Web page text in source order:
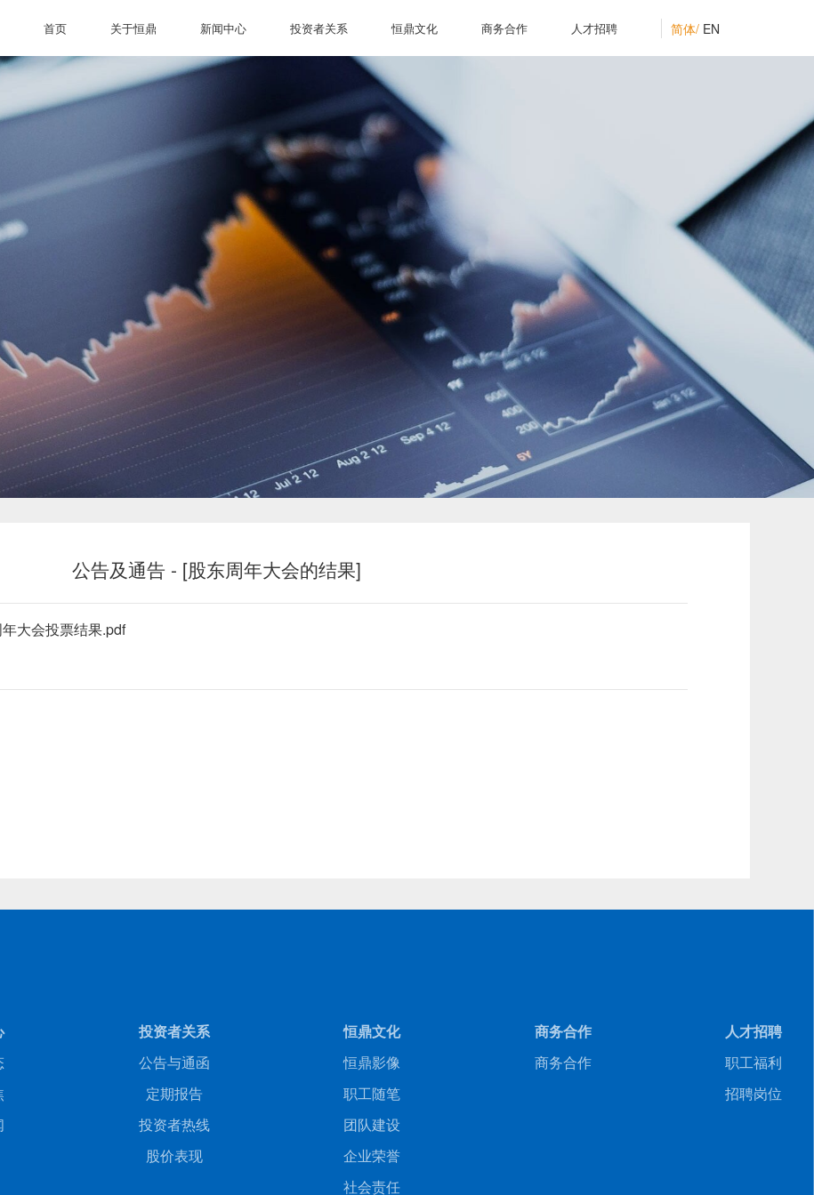
首页
关于恒鼎
新闻中心
投资者关系
商务合作
人才招聘
首页 关于恒鼎 新闻中心 投资者关系 恒鼎文化 商务合作 人才招聘 简体/ EN
公告及通告 - [股东周年大会的结果]
大会投票结果.pdf
投资者关系
公告与通函
定期报告
投资者热线
股价表现
恒鼎文化
恒鼎影像
职工随笔
团队建设
企业荣誉
社会责任
商务合作
商务合作
人才招聘
职工福利
招聘岗位